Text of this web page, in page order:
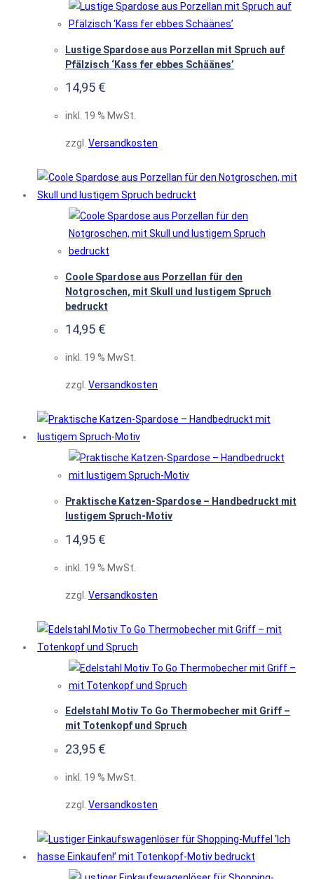
Lustige Spardose aus Porzellan mit Spruch auf
Pfälzisch ‘Kass fer ebbes Schäänes’
14,95 €
inkl. 19 % MwSt.
zzgl. Versandkosten
Coole Spardose aus Porzellan für den
Notgroschen, mit Skull und lustigem Spruch
bedruckt
14,95 €
inkl. 19 % MwSt.
zzgl. Versandkosten
Praktische Katzen-Spardose – Handbedruckt mit
lustigem Spruch-Motiv
14,95 €
inkl. 19 % MwSt.
zzgl. Versandkosten
Edelstahl Motiv To Go Thermobecher mit Griff –
mit Totenkopf und Spruch
23,95 €
inkl. 19 % MwSt.
zzgl. Versandkosten